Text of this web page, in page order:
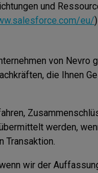
und
eu/
von Nevro
die Ihnen
werden,
Transaktion.
wir der